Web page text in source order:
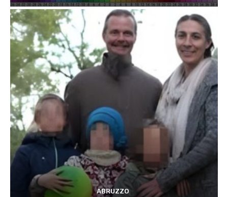
ABRUZZO